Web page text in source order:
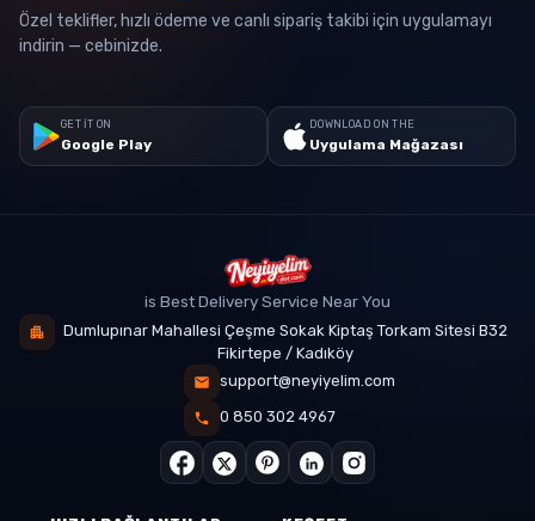
Özel teklifler, hızlı ödeme ve canlı sipariş takibi için uygulamayı
indirin — cebinizde.
GET IT ON
Google Play
DOWNLOAD ON THE
Uygulama Mağazası
is Best Delivery Service Near You
Dumlupınar Mahallesi Çeşme Sokak Kiptaş Torkam Sitesi B32
Fikirtepe / Kadıköy
support@neyiyelim.com
0 850 302 4967